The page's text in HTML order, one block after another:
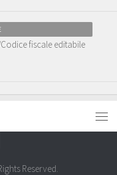
fiscale editabile
Reserved.